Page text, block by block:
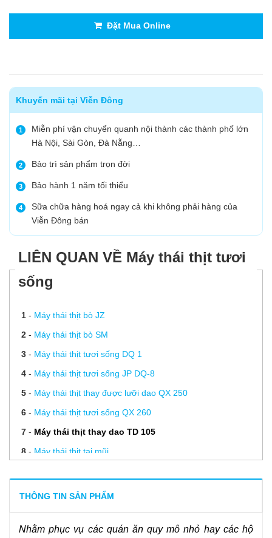
Đặt Mua Online
Khuyến mãi tại Viễn Đông
1
Miễn phí vận chuyển quanh nội thành các thành phố lớn
Hà Nội, Sài Gòn, Đà Nẵng…
2 Bảo trì sản phẩm trọn đời
3 Bảo hành 1 năm tối thiểu
4
Sữa chữa hàng hoá ngay cả khi không phải hàng của
Viễn Đông bán
LIÊN QUAN VỀ Máy thái thịt tươi
sống
1- Máy thái thịt bò JZ
2- Máy thái thịt bò SM
3- Máy thái thịt tươi sống DQ 1
4- Máy thái thịt tươi sống JP DQ-8
5- Máy thái thịt thay được lưỡi dao QX 250
6- Máy thái thịt tươi sống QX 260
7- Máy thái thịt thay dao TD 105
8- Máy thái thịt tai mũi
-
Mài dao máy thái thịt
12-Hướng dẫn sử dụng máy thái thịt
THÔNG TIN SẢN PHẨM
Nhằm phục vụ các quán ăn quy mô nhỏ hay các hộ